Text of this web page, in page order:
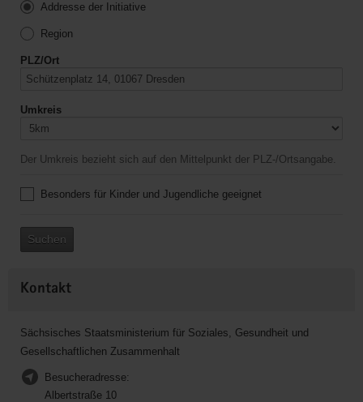
Addresse der Initiative
Region
PLZ/Ort
Umkreis
Der Umkreis bezieht sich auf den Mittelpunkt der PLZ-/Ortsangabe.
Besonders für Kinder und Jugendliche geeignet
Suchen
Kontakt
Sächsisches Staatsministerium für Soziales, Gesundheit und
Gesellschaftlichen Zusammenhalt
Besucheradresse:
Albertstraße 10